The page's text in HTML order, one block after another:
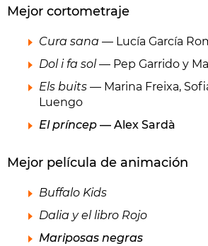
Mejor cortometraje
Cura sana — Lucía García
Dol i fa sol — Pep Garrido y
Els buits — Marina Freixa,
Luengo
El príncep — Alex Sardà
Mejor película de animación
Buffalo Kids
Dalia y el libro Rojo
Mariposas negras